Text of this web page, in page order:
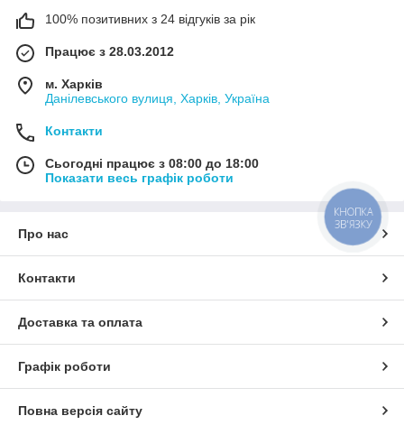
100% позитивних з 24 відгуків за рік
Працює з 28.03.2012
м. Харків
Данілевського вулиця, Харків, Україна
Контакти
Сьогодні працює з 08:00 до 18:00
Показати весь графік роботи
Про нас
Контакти
Доставка та оплата
Графік роботи
Повна версія сайту
КНОПКА
ЗВ'ЯЗКУ